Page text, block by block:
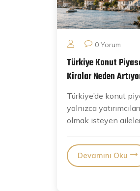
0 Yorum
Türkiye Konut
Kiralar Neden
Türkiye’de konut
yalnızca
olmak isteyen
Devamını Oku